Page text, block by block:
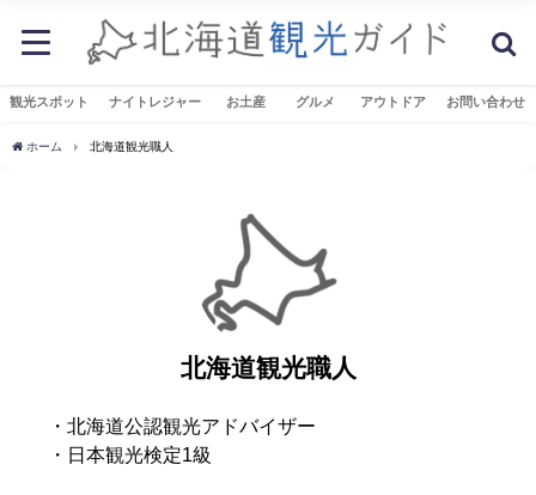
観光スポット ナイトレジャー お土産 グルメ アウトドア お問い合わせ
ホーム 北海道観光職人
北海道観光職人
・北海道公認観光アドバイザー
・日本観光検定1級